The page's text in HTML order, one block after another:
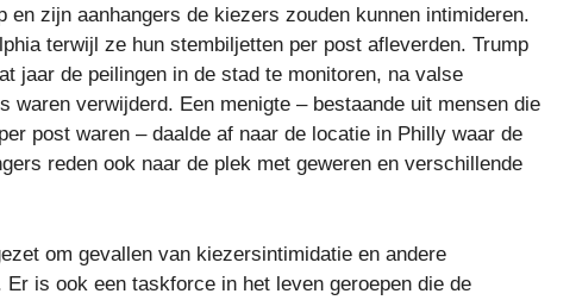
en zijn aanhangers de kiezers zouden kunnen intimideren.
terwijl ze hun stembiljetten per post afleverden. Trump
jaar de peilingen in de stad te monitoren, na valse
waren verwijderd. Een menigte – bestaande uit mensen die
post waren – daalde af naar de locatie in Philly waar de
reden ook naar de plek met geweren en verschillende
om gevallen van kiezersintimidatie en andere
is ook een taskforce in het leven geroepen die de